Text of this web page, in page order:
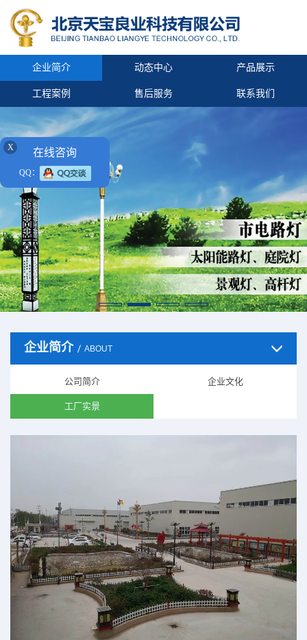
企业简介 动态中心 产品展示
工程案例 售后服务 联系我们
企业简介 ABOUT
公司简介 企业文化
工厂实景
X 在线咨询
QQ：